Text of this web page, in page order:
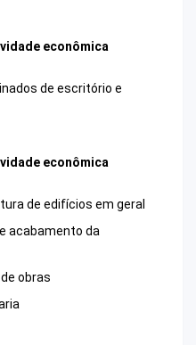
econômica
de escritório e
econômica
de edifícios em geral
acabamento da
obras